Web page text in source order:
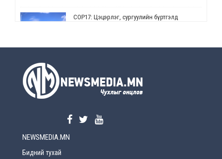
СОР17: Цэцэрлэг, сургуулийн бүртгэлд
2026-08-5
2026-08-5
NEWSMEDIA.MN
Бидний тухай